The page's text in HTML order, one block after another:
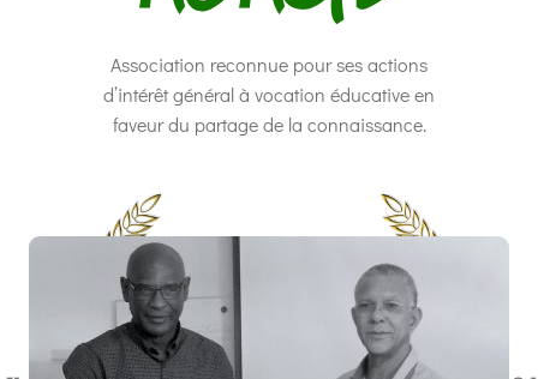
Association reconnue pour ses actions
d’intérêt général à vocation éducative en
faveur du partage de la connaissance.